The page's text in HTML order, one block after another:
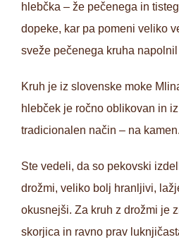
hlebčka – že pečenega in
dopeke, kar pa pomeni veliko
sveže pečenega kruha
Kruh je iz slovenske moke
hlebček je ročno oblikovan in
tradicionalen način – na kamen.
Ste vedeli, da so pekovski
drožmi, veliko bolj hranljivi,
okusnejši. Za kruh z drožmi je
skorjica in ravno prav